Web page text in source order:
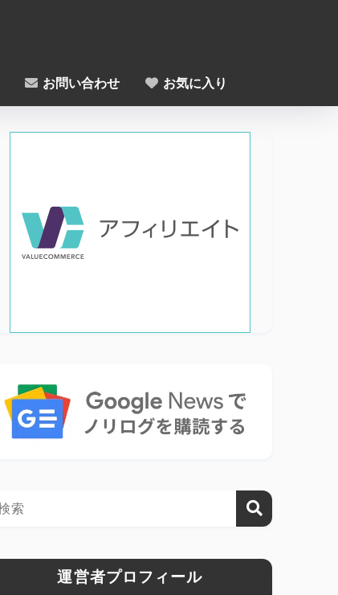
お問い合わせ お気に入り
運営者プロフィール